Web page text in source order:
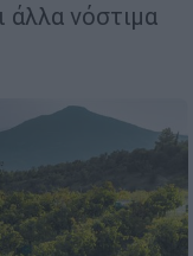
άλλα νόστιμα